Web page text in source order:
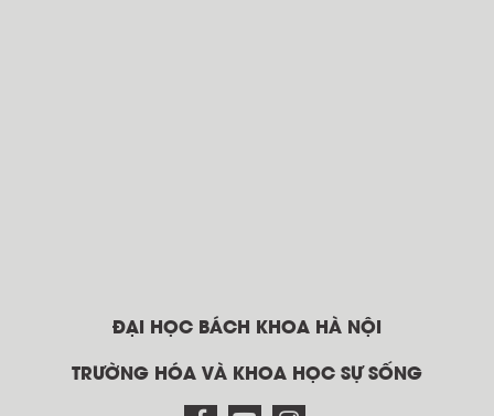
ĐẠI HỌC BÁCH KHOA HÀ NỘI
TRƯỜNG HÓA VÀ KHOA HỌC SỰ SỐNG